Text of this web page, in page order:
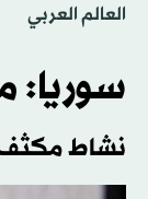
العالم العربي
سوريا:
نشاط مكثف